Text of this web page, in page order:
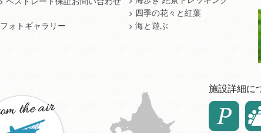
フォトギャラリー
四季の花々と紅葉
海と遊ぶ
施設詳細に